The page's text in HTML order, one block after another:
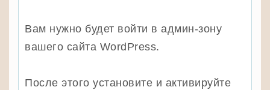
Вам нужно будет войти в админ-зону
вашего сайта WordPress.
После этого установите и активируйте